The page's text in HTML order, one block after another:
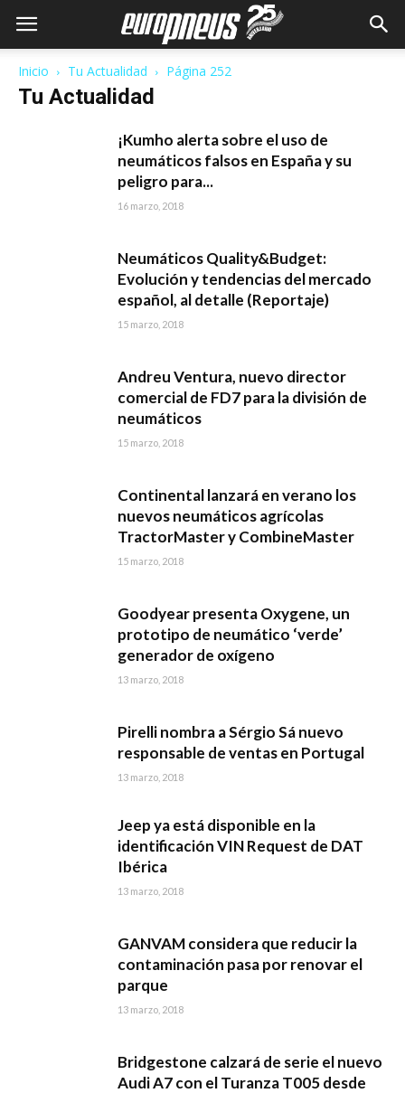
Inicio Tu Actualidad Página 252
Tu Actualidad
¡Kumho alerta sobre el uso de
neumáticos falsos en España y su
peligro para...
16 marzo, 2018
Neumáticos Quality&Budget:
Evolución y tendencias del mercado
español, al detalle (Reportaje)
15 marzo, 2018
Andreu Ventura, nuevo director
comercial de FD7 para la división de
neumáticos
15 marzo, 2018
Continental lanzará en verano los
nuevos neumáticos agrícolas
TractorMaster y CombineMaster
15 marzo, 2018
Goodyear presenta Oxygene, un
prototipo de neumático ‘verde’
generador de oxígeno
13 marzo, 2018
Pirelli nombra a Sérgio Sá nuevo
responsable de ventas en Portugal
13 marzo, 2018
Jeep ya está disponible en la
identificación VIN Request de DAT
Ibérica
13 marzo, 2018
GANVAM considera que reducir la
contaminación pasa por renovar el
parque
13 marzo, 2018
Bridgestone calzará de serie el nuevo
Audi A7 con el Turanza T005 desde